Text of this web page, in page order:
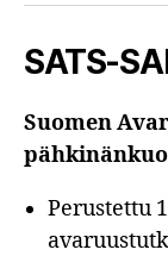
SATS-
Suomen
Perustettu